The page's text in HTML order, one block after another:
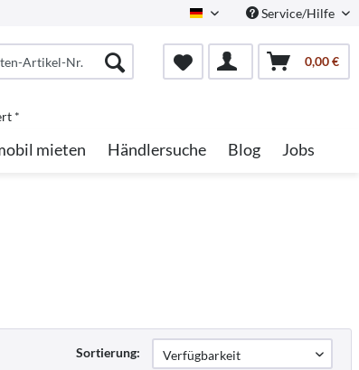
German Service/Hilfe
0,00 €
*
mieten Händlersuche Blog Jobs
Sortierung: